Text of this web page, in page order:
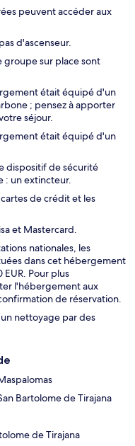
peuvent accéder aux
d'ascenseur.
groupe sur place sont
était équipé d'un
; pensez à apporter
séjour.
était équipé d'un
dispositif de sécurité
: un extincteur.
de crédit et les
et Mastercard.
nationales, les
dans cet hébergement
Pour plus
l'hébergement aux
de réservation.
nettoyage par des
Bartolome de Tirajana
de Tirajana